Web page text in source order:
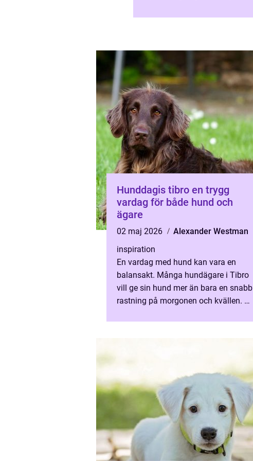
och genomtänkt...
Hunddagis tibro en trygg
vardag för både hund och
ägare
02 maj 2026
Alexander Westman
inspiration
En vardag med hund kan vara en
balansakt. Många hundägare i Tibro
vill ge sin hund mer än bara en snabb
rastning på morgonen och kvällen. De